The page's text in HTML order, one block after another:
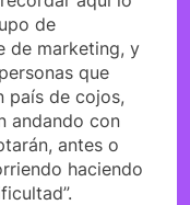
de
de marketing, y
que
país de cojos,
andando con
antes o
haciendo